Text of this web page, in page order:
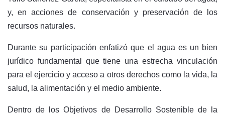
y, en acciones de conservación y preservación de los
recursos naturales.
Durante su participación enfatizó que el agua es un bien
jurídico fundamental que tiene una estrecha vinculación
para el ejercicio y acceso a otros derechos como la vida, la
salud, la alimentación y el medio ambiente.
Dentro de los Objetivos de Desarrollo Sostenible de la